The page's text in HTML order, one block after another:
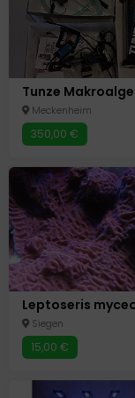
Meckenheim
350,00 €
Siegen
15,00 €